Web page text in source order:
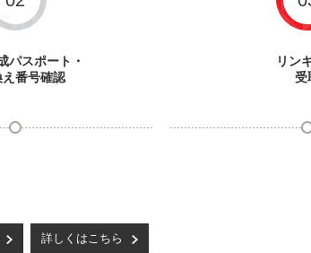
パスポート・
え番号確認
リン
受
詳しくはこちら